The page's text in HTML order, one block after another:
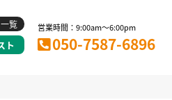
覧
ト
営業時間：9:00am～6:00pm
050-7587-6896